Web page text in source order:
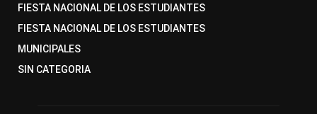
FIESTA NACIONAL DE LOS ESTUDIANTES
FIESTA NACIONAL DE LOS ESTUDIANTES
MUNICIPALES
SIN CATEGORIA